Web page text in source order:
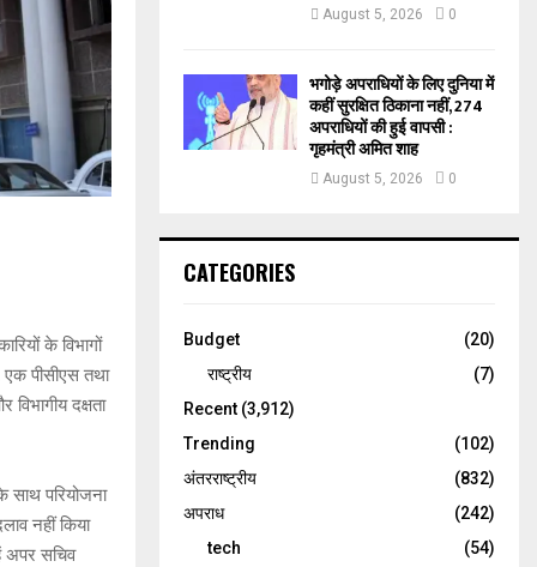
के विभागों
पीसीएस तथा
दक्षता
साथ परियोजना
नहीं किया
अपर सचिव
August 5, 2026 0
भगोड़े अपराधियों के लिए दुनिया में
कहीं सुरक्षित ठिकाना नहीं, 274
अपराधियों की हुई वापसी :
गृहमंत्री अमित शाह
August 5, 2026 0
CATEGORIES
Budget
(20)
राष्ट्रीय
(7)
Recent (3,912)
Trending
(102)
अंतरराष्ट्रीय
(832)
अपराध
(242)
tech
(54)